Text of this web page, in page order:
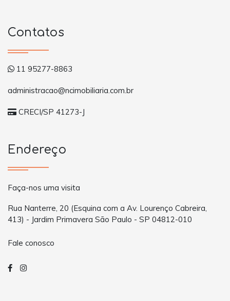
Contatos
11 95277-8863
administracao@ncimobiliaria.com.br
CRECI/SP 41273-J
Endereço
Faça-nos uma visita
Rua Nanterre, 20 (Esquina com a Av. Lourenço Cabreira,
413) - Jardim Primavera São Paulo - SP 04812-010
Fale conosco